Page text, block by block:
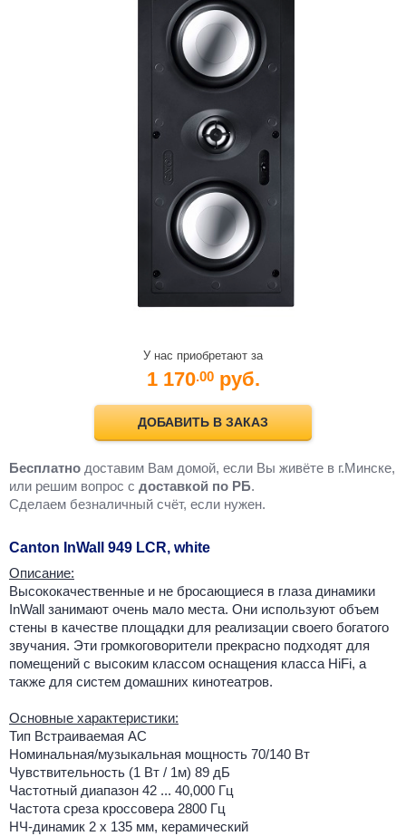
У нас приобретают за
1 170.00 руб.
ДОБАВИТЬ В ЗАКАЗ
Бесплатно доставим Вам домой, если Вы живёте в г.Минске,
или решим вопрос с доставкой по РБ.
Cделаем безналичный счёт, если нужен.
Canton InWall 949 LCR, white
Описание:
Высококачественные и не бросающиеся в глаза динамики
InWall занимают очень мало места. Они используют объем
стены в качестве площадки для реализации своего богатого
звучания. Эти громкоговорители прекрасно подходят для
помещений с высоким классом оснащения класса HiFi, а
также для систем домашних кинотеатров.
Основные характеристики:
Тип Встраиваемая АС
Номинальная/музыкальная мощность 70/140 Вт
Чувствительность (1 Вт / 1м) 89 дБ
Частотный диапазон 42 ... 40,000 Гц
Частота среза кроссовера 2800 Гц
НЧ-динамик 2 х 135 мм, керамический